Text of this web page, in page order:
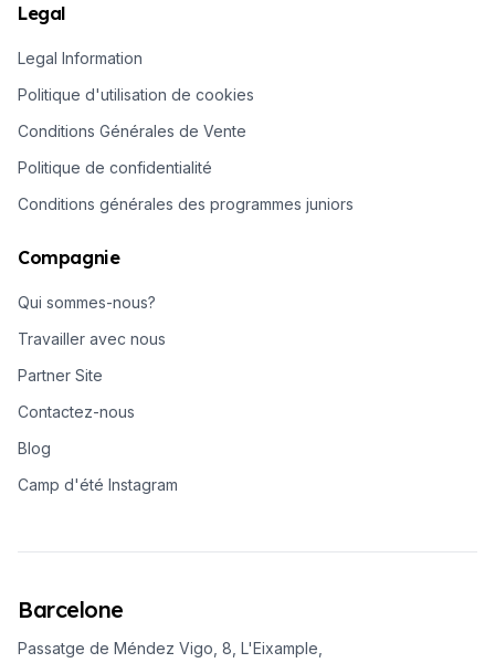
Legal
Legal Information
Politique d'utilisation de cookies
Conditions Générales de Vente
Politique de confidentialité
Conditions générales des programmes juniors
Compagnie
Qui sommes-nous?
Travailler avec nous
Partner Site
Contactez-nous
Blog
Camp d'été Instagram
Barcelone
Passatge de Méndez Vigo, 8, L'Eixample,